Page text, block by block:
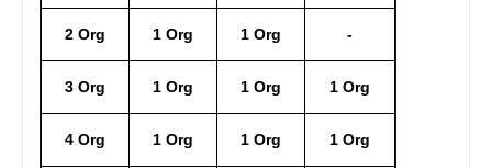
2 Org 1 Org 1 Org -
3 Org 1 Org 1 Org 1 Org
4 Org 1 Org 1 Org 1 Org